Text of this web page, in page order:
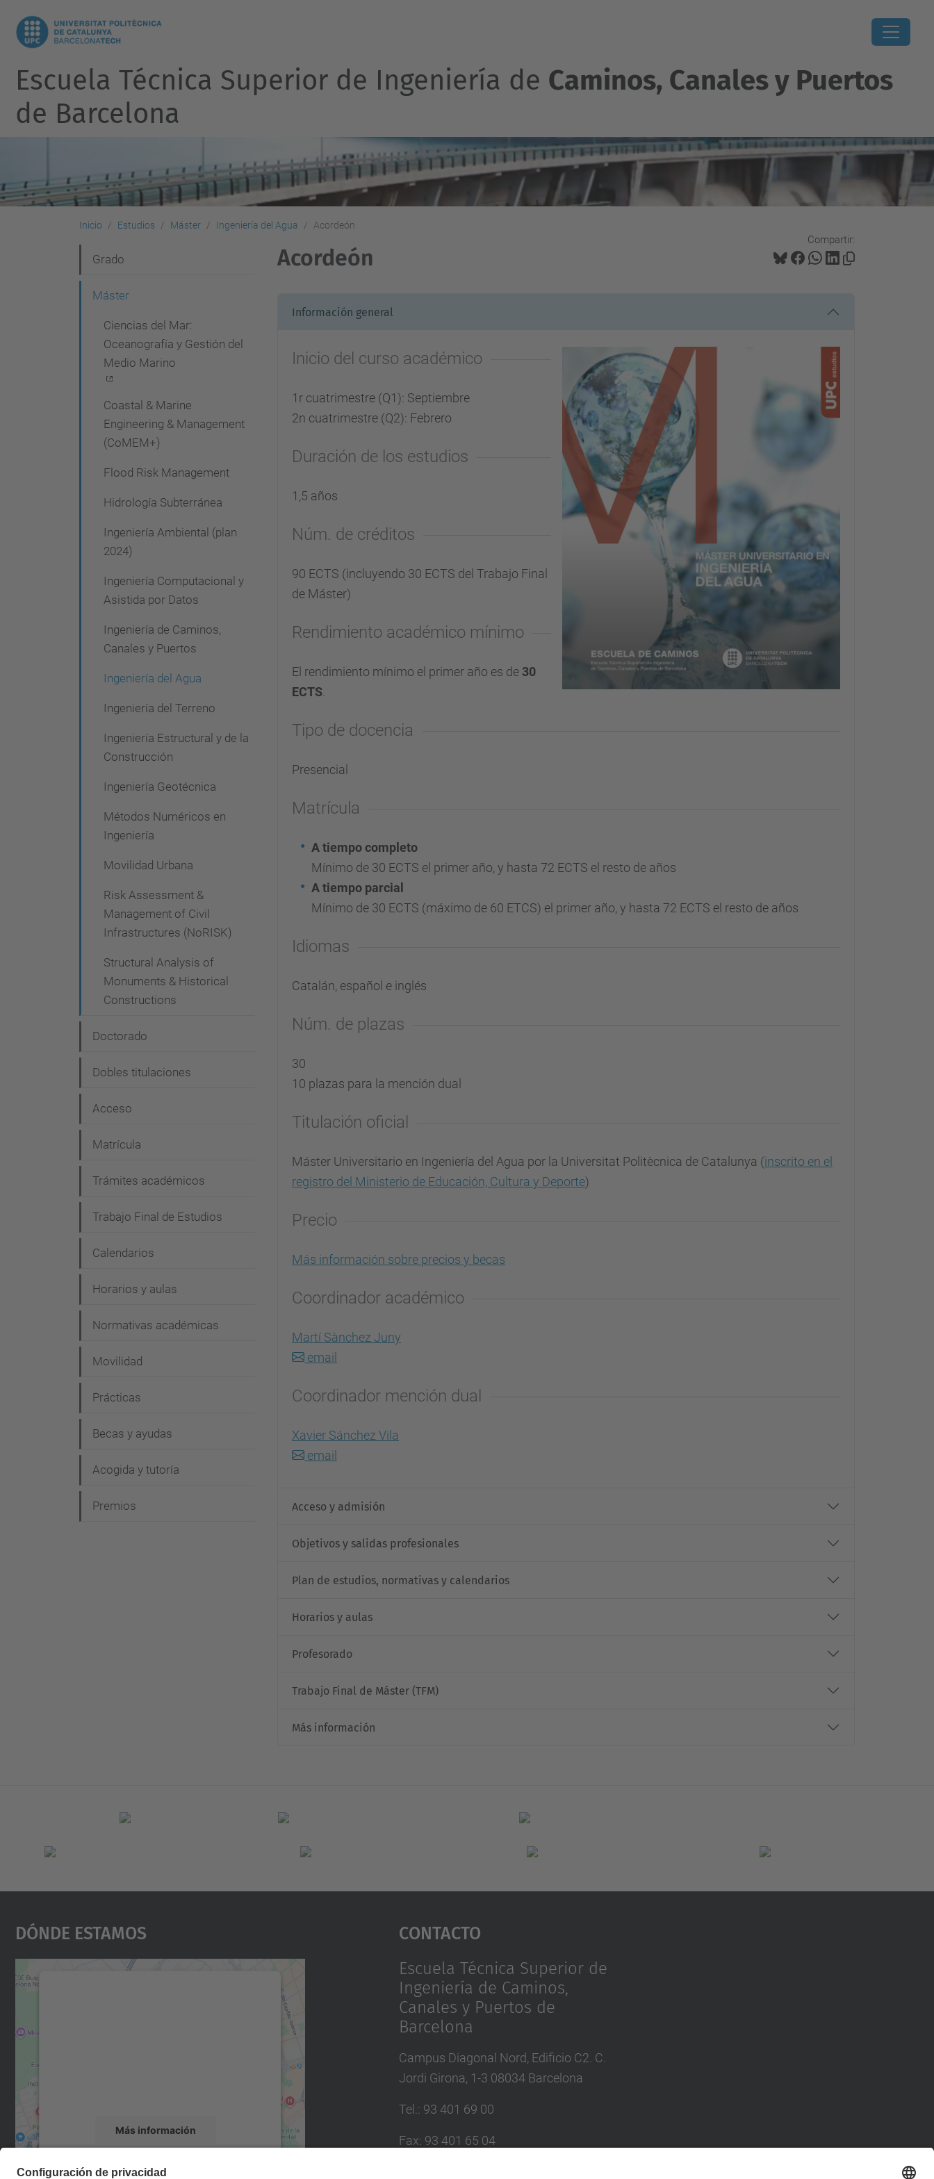
Escuela Técnica Superior de Ingeniería de Caminos, Canales y Puertos
de Barcelona
Inicio Estudios Máster Ingeniería del Agua Acordeón
Compartir:
Acordeón
Información general
Inicio del curso académico
1r cuatrimestre (Q1): Septiembre
2n cuatrimestre (Q2): Febrero
Duración de los estudios
1,5 años
Núm. de créditos
90 ECTS (incluyendo 30 ECTS del Trabajo Final
de Máster)
Rendimiento académico mínimo
El rendimiento mínimo el primer año es de 30
ECTS
Tipo de docencia
Presencial
Matrícula
A tiempo completo
Mínimo de 30 ECTS el primer año, y hasta 72 ECTS el resto de años
A tiempo parcial
Mínimo de 30 ECTS (máximo de 60 ETCS) el primer año, y hasta 72 ECTS el resto de años
Idiomas
Catalán, español e inglés
Núm. de plazas
30
10 plazas para la mención dual
Titulación oficial
Máster Universitario en Ingeniería del Agua por la Universitat Politècnica de Catalunya (inscrito en el
registro del Ministerio de Educación, Cultura y Deporte)
Precio
Más información sobre precios y becas
Coordinador académico
Martí Sànchez Juny
email
Coordinador mención dual
Xavier Sánchez Vila
email
Acceso y admisión
Objetivos y salidas profesionales
Plan de estudios, normativas y calendarios
Horarios y aulas
Profesorado
Trabajo Final de Máster (TFM)
Más información
a
Grado
Máster
Ciencias del Mar:
Oceanografía y Gestión del
Medio Marino
Coastal & Marine
Engineering & Management
(CoMEM+)
Flood Risk Management
Hidrología Subterránea
Ingeniería Ambiental (plan
2024)
Ingeniería Computacional y
Asistida por Datos
Ingeniería de Caminos,
Canales y Puertos
Ingeniería del Agua
Ingeniería del Terreno
Ingeniería Estructural y de la
Construcción
Ingeniería Geotécnica
Métodos Numéricos en
Ingeniería
Movilidad Urbana
Risk Assessment &
Management of Civil
Infrastructures (NoRISK)
Structural Analysis of
Monuments & Historical
Constructions
Doctorado
Dobles titulaciones
Acceso
Matrícula
Trámites académicos
Trabajo Final de Estudios
Calendarios
Horarios y aulas
Normativas académicas
Movilidad
Prácticas
Becas y ayudas
Acogida y tutoría
Premios
Dónde Estamos
Más información
Aceptar
Contacto
Escuela Técnica Superior de
Ingeniería de Caminos,
Canales y Puertos de
Barcelona
Campus Diagonal Nord, Edificio C2. C.
Jordi Girona, 1-3 08034 Barcelona
Tel. : 93 401 69 00
Fax: 93 401 65 04